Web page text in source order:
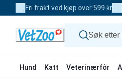
to
Fri frakt ved kjøp over 599 kr
Hund Katt Veterinærfôr